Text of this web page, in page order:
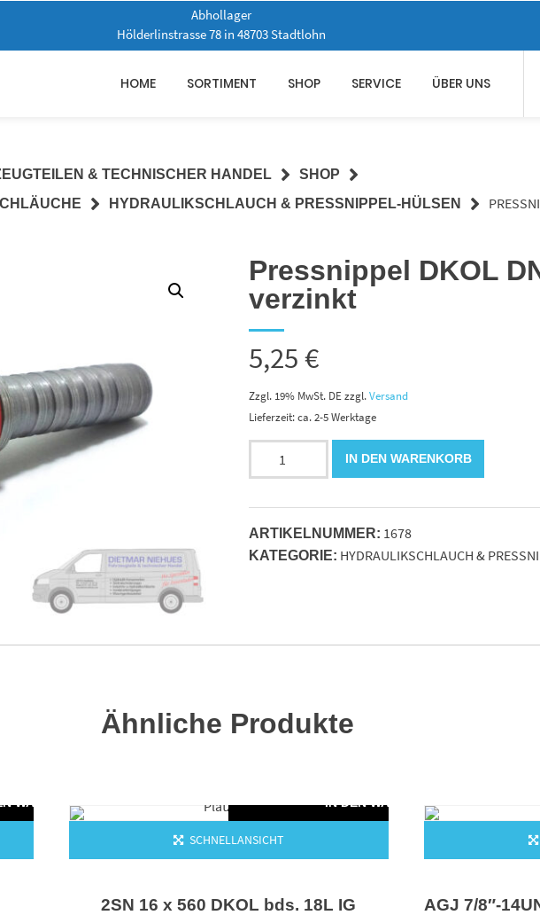
Abhollager
Hölderlinstrasse 78 in 48703 Stadtlohn
HOME SORTIMENT SHOP SERVICE ÜBER UNS
& TECHNISCHER HANDEL
SHOP
HYDRAULIKSCHLAUCH & PRESSNIPPEL-HÜLSEN
Pressnippel DKOL
verzinkt
5,25€
Zzgl. 19% MwSt. DE zzgl.Versand
Lieferzeit: ca. 2-5 Werktage
DKOL
2022L
IG
verzinkt
IN DEN WARENKORB
ARTIKELNUMMER: 1678
KATEGORIE: HYDRAULIKSCHLAUCH &
Ähnliche Produkte
WARENKORB IN DEN WARENKORB
SCHNELLANSICHT
2SN 16 x 560 DKOL bds. 18L IG
AGJ 7/8″-